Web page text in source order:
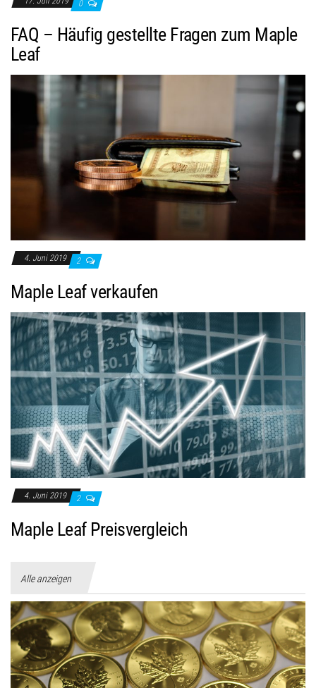
0
FAQ – Häufig gestellte Fragen zum Maple
Leaf
4. Juni 2019 2
Maple Leaf verkaufen
4. Juni 2019 2
Maple Leaf Preisvergleich
Alle anzeigen